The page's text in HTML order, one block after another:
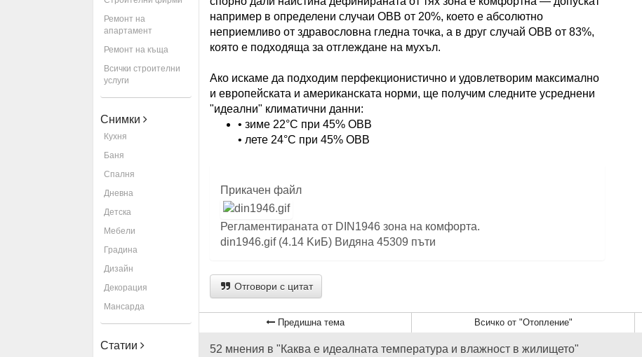
Ремонт на
апартамент
Ремонт на къща
Всички строителни
услуги
Снимки
Кухня
Баня
Спалня
Дневна
Детска
Мебели
Градина
Дизайн
Декорация
Мансарда
Статии
например в определени случаи ОВВ от 20%, което е абсолютно
неприемливо от здравословна гледна точка, а в друг случай ОВВ от 83%,
която е подходяща за отглеждане на мухъл.
Ако искаме да подходим перфекционистично и удовлетворим максимално
и европейската и американската норми, ще получим следните усреднени
"идеални" климатични данни:
• зиме 22°C при 45% ОВВ
• лете 24°C при 45% ОВВ
Прикачен файл
Регламентираната от DIN1946 зона на комфорта.
din1946.gif (4.14 KиБ) Видяна 45309 пъти
Отговори с цитат
Предишна тема Всичко от "Отопление"
52 мнения в "Каква е идеалната температура и влажност в жилището"